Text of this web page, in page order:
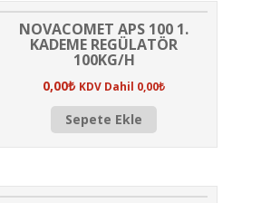
NOVACOMET APS 100 1.
KADEME REGÜLATÖR
100KG/H
0,00₺ KDV Dahil 0,00₺
Sepete Ekle